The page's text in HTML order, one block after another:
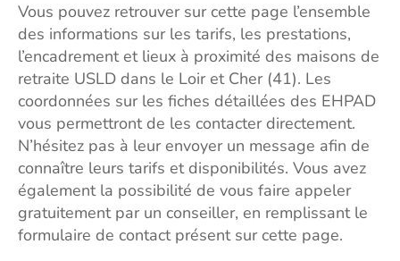
Vous pouvez retrouver sur cette page l’ensemble
des informations sur les tarifs, les prestations,
l’encadrement et lieux à proximité des maisons de
retraite USLD dans le Loir et Cher (41). Les
coordonnées sur les fiches détaillées des EHPAD
vous permettront de les contacter directement.
N’hésitez pas à leur envoyer un message afin de
connaître leurs tarifs et disponibilités. Vous avez
également la possibilité de vous faire appeler
gratuitement par un conseiller, en remplissant le
formulaire de contact présent sur cette page.